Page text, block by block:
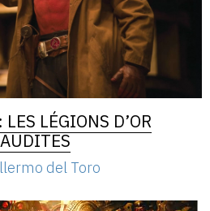
LÉGIONS D’OR
del Toro